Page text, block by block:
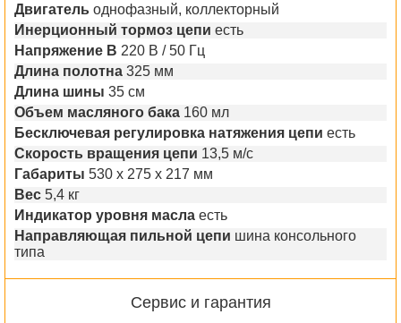
Двигатель однофазный, коллекторный
Инерционный тормоз цепи есть
Напряжение В 220 В / 50 Гц
Длина полотна 325 мм
Длина шины 35 см
Объем масляного бака 160 мл
Бесключевая регулировка натяжения цепи есть
Скорость вращения цепи 13,5 м/с
Габариты 530 x 275 x 217 мм
Вес 5,4 кг
Индикатор уровня масла есть
Направляющая пильной цепи шина консольного
типа
Сервис и гарантия